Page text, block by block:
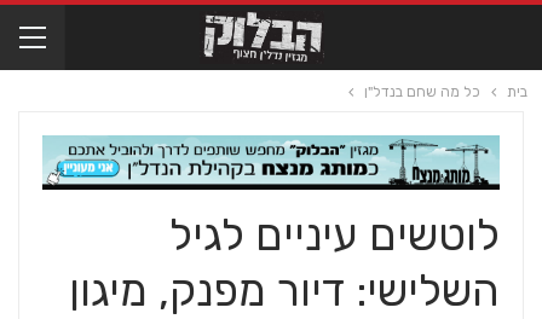
בית כל מה שחם בנדל"ן
לוטשים עיניים לגיל
השלישי: דיור מפנק, מיגון